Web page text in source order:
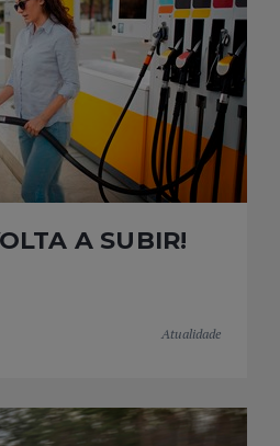
A SUBIR!
Atualidade